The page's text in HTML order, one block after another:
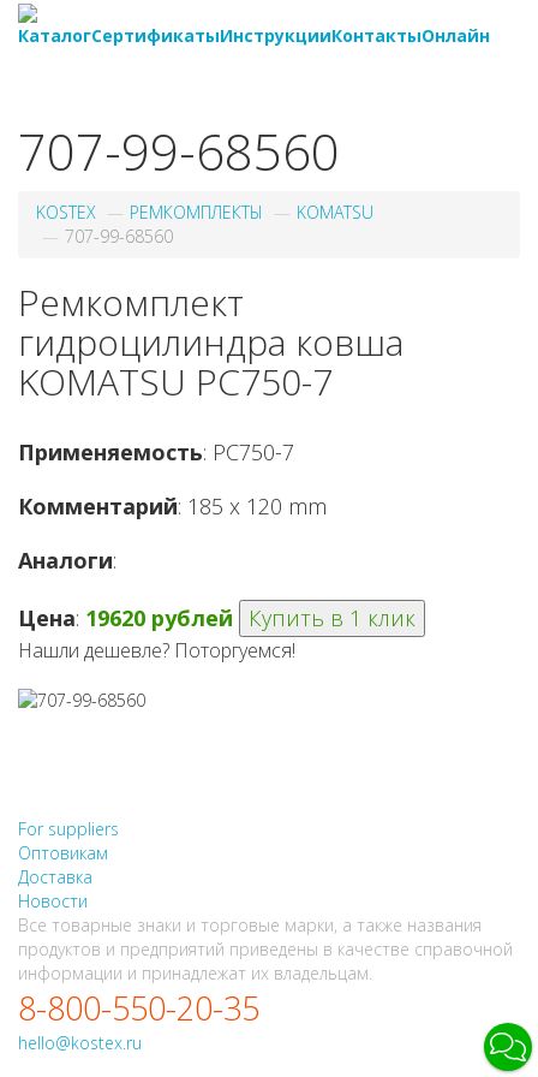
КаталогСертификатыИнструкцииКонтактыОнлайн
707-99-68560
KOSTEX РЕМКОМПЛЕКТЫ
KOMATSU
707-99-68560
Ремкомплект
гидроцилиндра ковша
KOMATSU PC750-7
Применяемость: PC750-7
Комментарий: 185 x 120 mm
Аналоги:
Цена: 19620 рублей Купить в 1 клик
Нашли дешевле? Поторгуемся!
For suppliers
Оптовикам
Доставка
Новости
Все товарные знаки и торговые марки, а также названия
продуктов и предприятий приведены в качестве справочной
информации и принадлежат их владельцам.
8-800-550-20-35
hello@kostex.ru